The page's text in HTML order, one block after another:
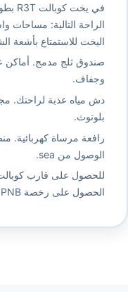
الراحة التالية:
اليخت للاستمتاع بأشعة
صندوق ثلج مدمج. أماكن
وجفاف.
دش مياه عذبة لراحتك.
بلوتوث.
رافعة مرساة كهربائية.
الوصول من sea.
الحصول على رخصة PNB